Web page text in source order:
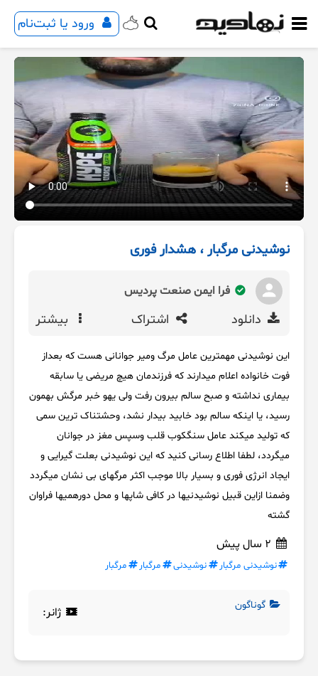
ورود یا ثبت‌نام
نوشیدنی مرگبار ، هشدار فوری
فرا ایمن صنعت پردیس
دانلود اشتراک بیشتر
این نوشیدنی مهمترین عامل مرگ ومیر جوانانی هست که بعداز
فوت خانواده اعلام میدارند که فرزندمان هیچ مریضی یا سابقه
بیماری نداشته و صبح سالم بیرون رفت ولی یهو خبر مرگش بهمون
رسید، یا اینکه سالم بود خابید بیدار نشد، وحشتناک ترین سمی
که تولید میکند عامل سنگکوب قلب وسپس مغز در جوانان
میگردد، لطفا اطلاع رسانی کنید که این نوشیدنی بعلت گیرایی و
ایجاد انرژی فوری و بسیار بالا موجب اکثر مرگهای بی نشان میگردد
وضمنا ازاین قبیل نوشیدنیها در کافی شاپها و محل دورهمیها فراوان
گشته
نوشیدنی مرگبار نوشیدنی مرگبار مرگبار
گوناگون ژانر: